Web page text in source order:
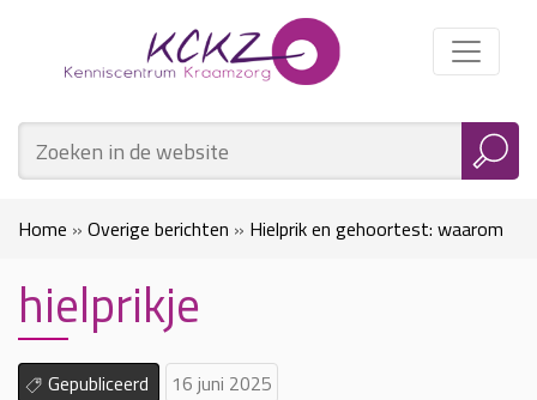
Home » Overige berichten » Hielprik en gehoortest: waarom
snel geboorteaangifte doen zo belangrijk is
hielprikje
Gepubliceerd 16 juni 2025